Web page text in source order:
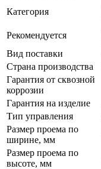
Категория
Рекомендуется
Вид поставки
Страна производства
Гарантия от сквозной
коррозии
Гарантия на изделие
Тип управления
Размер проема по
ширине, мм
Размер проема по
высоте, мм